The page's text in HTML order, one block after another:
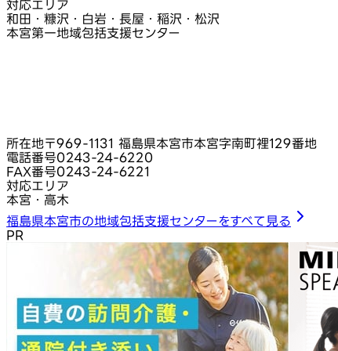
対応エリア
和田・糠沢・白岩・長屋・稲沢・松沢
本宮第一地域包括支援センター
所在地〒969-1131 福島県本宮市本宮字南町裡129番地
電話番号0243-24-6220
FAX番号0243-24-6221
対応エリア
本宮・高木
福島県本宮市の地域包括支援センターをすべて見る
PR